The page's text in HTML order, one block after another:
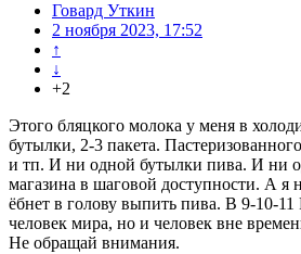
Говард Уткин
2 ноября 2023, 17:52
↑
↓
+2
Этого бляцкого молока у меня в
бутылки, 2-3 пакета.
и тп. И ни одной бутылки пива. И ни
магазина в шаговой доступности. А я
ёбнет в голову выпить пива. В 9-10-
человек мира, но и человек вне
Не обращай внимания.